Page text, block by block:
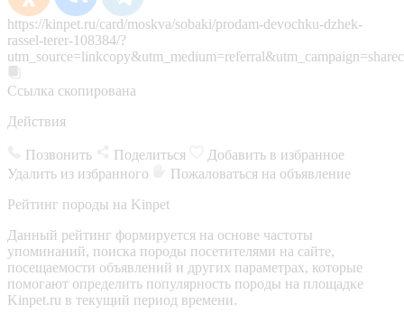
https://kinpet.ru/card/moskva/sobaki/prodam-devochku-dzhek-
rassel-terer-108384/?
Ссылка скопирована
Действия
Позвонить Поделиться
Добавить в избранное
Удалить из избранного
Пожаловаться на объявление
Рейтинг породы на Kinpet
Данный рейтинг формируется на основе частоты
упоминаний, поиска породы посетителями на сайте,
посещаемости объявлений и других параметрах, которые
помогают определить популярность породы на площадке
Kinpet.ru в текущий период времени.